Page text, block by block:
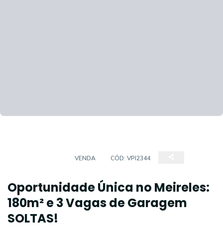
VENDA CÓD: VPI2344
Oportunidade Única no Meireles:
180m² e 3 Vagas de Garagem
SOLTAS!